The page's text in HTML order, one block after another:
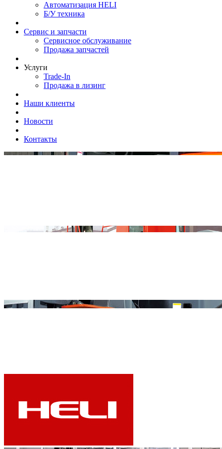
Автоматизация HELI
Б/У техника
Сервис и запчасти
Сервисное обслуживание
Продажа запчастей
Услуги
Trade-In
Продажа в лизинг
Наши клиенты
Новости
Контакты